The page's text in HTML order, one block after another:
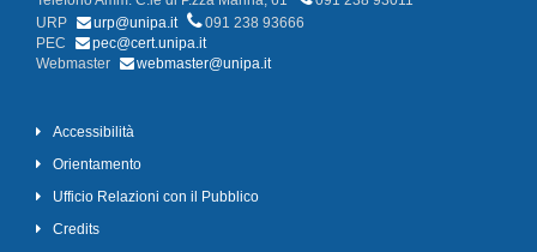
URP
urp@unipa.it
091 238 93666
PEC
pec@cert.unipa.it
Webmaster
webmaster@unipa.it
Accessibilità
Orientamento
Ufficio Relazioni con il Pubblico
Credits